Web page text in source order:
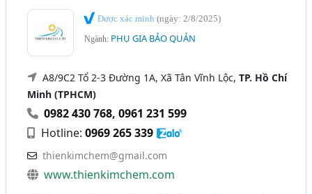
Được xác minh(ngày: 2/8/2025)
Ngành: PHỤ GIA BẢO QUẢN
A8/9C2 Tổ 2-3 Đường 1A, Xã Tân Vĩnh Lộc,TP. Hồ Chí
Minh (TPHCM)
0982 430 768,0961 231 599
Hotline:0969 265 339
thienkimchem@gmail.com
www.thienkimchem.com